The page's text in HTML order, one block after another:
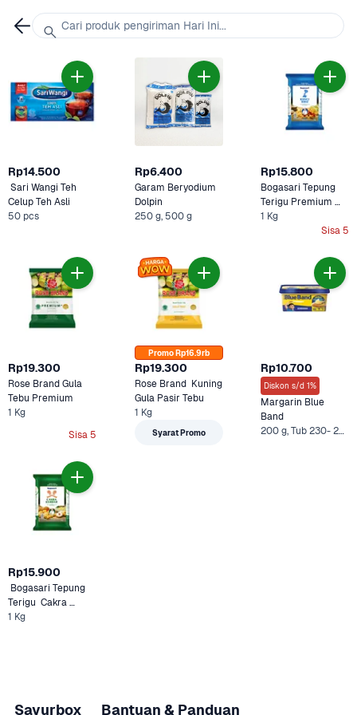
Rp14.500
Sari Wangi Teh
Celup Teh Asli
50 pcs
Rp6.400
Garam Beryodium
Dolpin
250 g, 500 g
Rp15.800
Bogasari Tepung
Terigu Premium
1 Kg
Sisa 5
Rp19.300
Rose Brand Gula
1 Kg
Sisa 5
Promo Rp16.9rb
Rp19.300
Rose Brand  Kuning
Gula Pasir Tebu
1 Kg
Syarat Promo
Rp10.700
Diskon s/d 1%
Margarin Blue
Band
200 g, Tub 230- 250 gram +1 Lainnya
Rp15.900
Bogasari Tepung
Terigu  Cakra
1 Kg
Sayurbox Bantuan & Panduan
Cari produk pengiriman Hari Ini...